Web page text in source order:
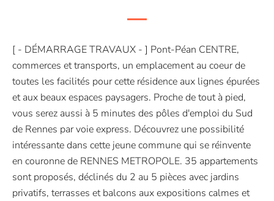
[ - DÉMARRAGE TRAVAUX - ] Pont-Péan CENTRE,
commerces et transports, un emplacement au coeur de
toutes les facilités pour cette résidence aux lignes épurées
et aux beaux espaces paysagers. Proche de tout à pied,
vous serez aussi à 5 minutes des pôles d'emploi du Sud
de Rennes par voie express. Découvrez une possibilité
intéressante dans cette jeune commune qui se réinvente
en couronne de RENNES METROPOLE. 35 appartements
sont proposés, déclinés du 2 au 5 pièces avec jardins
privatifs, terrasses et balcons aux expositions calmes et